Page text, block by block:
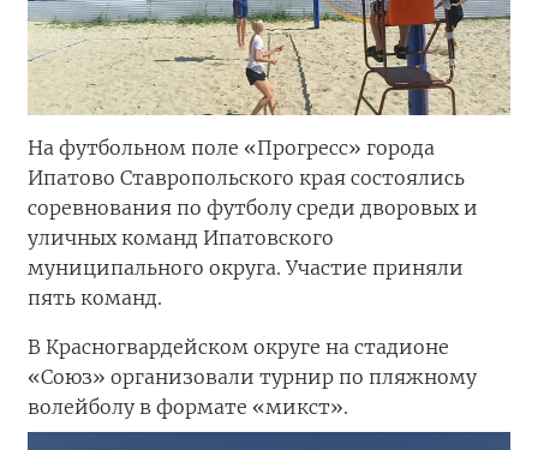
На футбольном поле «Прогресс» города
Ипатово Ставропольского края состоялись
соревнования по футболу среди дворовых и
уличных команд Ипатовского
муниципального округа. Участие приняли
пять команд.
В Красногвардейском округе на стадионе
«Союз» организовали турнир по пляжному
волейболу в формате «микст».